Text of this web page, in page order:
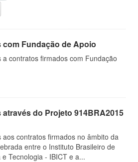
Fundação de Apoio
contratos firmados com Fundação
do Projeto 914BRA2015
contratos firmados no âmbito da
entre o Instituto Brasileiro de
Tecnologia - IBICT e a...